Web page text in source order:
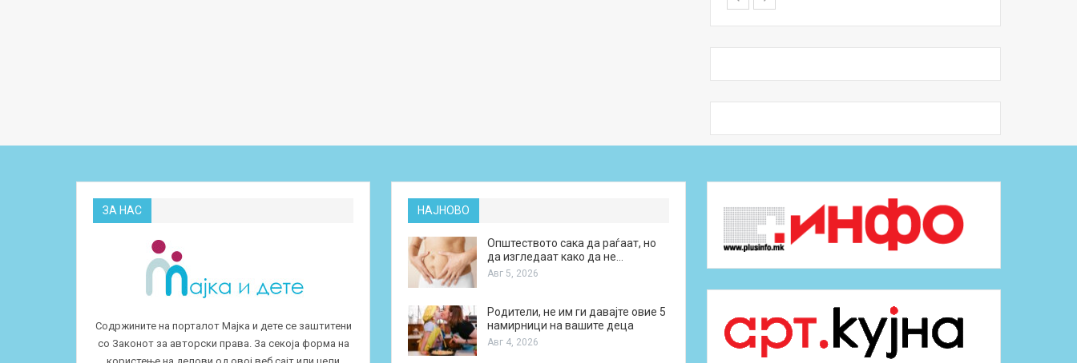
ЗА НАС
Содржините на порталот Мајка и дете се заштитени
со Законот за авторски права. За секоја форма на
НАЈНОВО
Општеството сака да раѓаат, но
да изгледаат како да не…
Авг 5, 2026
Родители, не им ги давајте овие 5
намирници на вашите деца
Авг 4, 2026